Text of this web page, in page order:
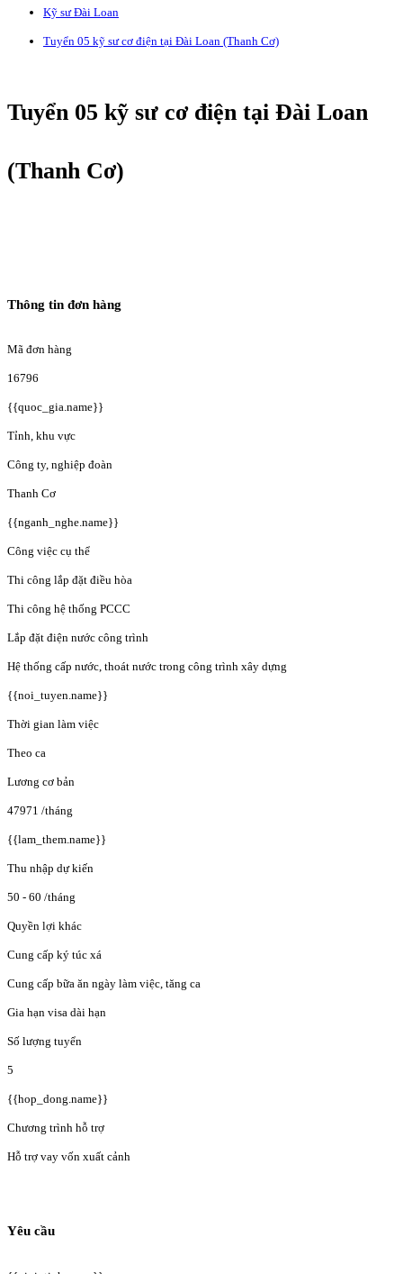
Kỹ sư Đài Loan
Tuyển 05 kỹ sư cơ điện tại Đài Loan (Thanh Cơ)
Tuyển 05 kỹ sư cơ điện tại Đài Loan
(Thanh Cơ)
Thông tin đơn hàng
Mã đơn hàng
16796
{{quoc_gia.name}}
Tỉnh, khu vực
Công ty, nghiệp đoàn
Thanh Cơ
{{nganh_nghe.name}}
Công việc cụ thể
Thi công lắp đặt điều hòa
Thi công hệ thống PCCC
Lắp đặt điện nước công trình
Hệ thống cấp nước, thoát nước trong công trình xây dựng
{{noi_tuyen.name}}
Thời gian làm việc
Theo ca
Lương cơ bản
47971 /tháng
{{lam_them.name}}
Thu nhập dự kiến
50 - 60 /tháng
Quyền lợi khác
Cung cấp ký túc xá
Cung cấp bữa ăn ngày làm việc, tăng ca
Gia hạn visa dài hạn
Số lượng tuyển
5
{{hop_dong.name}}
Chương trình hỗ trợ
Hỗ trợ vay vốn xuất cảnh
Yêu cầu